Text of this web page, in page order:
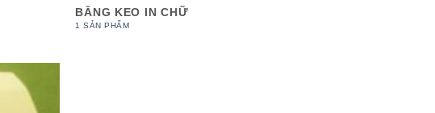
BĂNG KEO IN CHỮ
1 SẢN PHẨM